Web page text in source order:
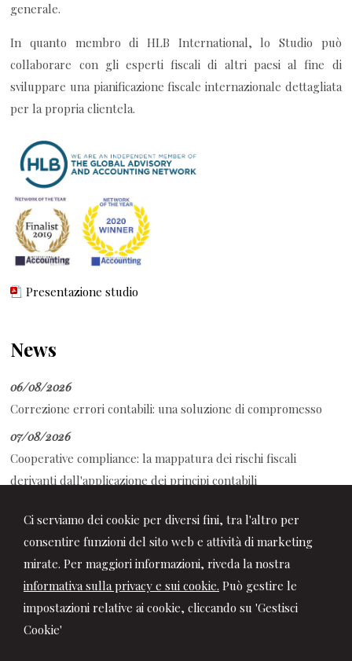
Ci serviamo dei cookie per diversi fini, tra l'altro per
consentire funzioni del sito web e attività di marketing
mirate. Per maggiori informazioni, riveda la nostra
informativa sulla privacy e sui cookie. Può gestire le
impostazioni relative ai cookie, cliccando su 'Gestisci
Cookie'
generale.
In quanto membro di HLB International, lo Studio può
collaborare con gli esperti fiscali di altri paesi al fine di
sviluppare una pianificazione fiscale internazionale dettagliata
per la propria clientela.
Presentazione studio
News
06/08/2026
Correzione errori contabili: una soluzione di compromesso
07/08/2026
Cooperative compliance: la mappatura dei rischi fiscali
derivanti dall'applicazione dei principi contabili
TFR alla previdenza complementare: guida alla compilazione
del modello TFR3